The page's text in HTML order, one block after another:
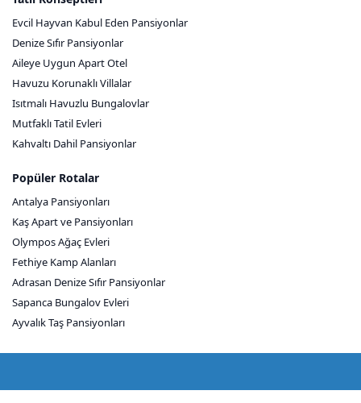
Evcil Hayvan Kabul Eden Pansiyonlar
Denize Sıfır Pansiyonlar
Aileye Uygun Apart Otel
Havuzu Korunaklı Villalar
Isıtmalı Havuzlu Bungalovlar
Mutfaklı Tatil Evleri
Kahvaltı Dahil Pansiyonlar
Popüler Rotalar
Antalya Pansiyonları
Kaş Apart ve Pansiyonları
Olympos Ağaç Evleri
Fethiye Kamp Alanları
Adrasan Denize Sıfır Pansiyonlar
Sapanca Bungalov Evleri
Ayvalık Taş Pansiyonları